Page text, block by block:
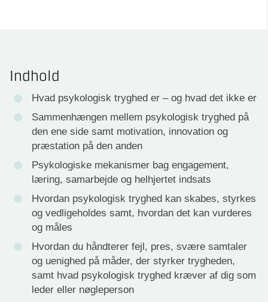
Indhold
Hvad psykologisk tryghed er – og hvad det ikke er
Sammenhængen mellem psykologisk tryghed på
den ene side samt motivation, innovation og
præstation på den anden
Psykologiske mekanismer bag engagement,
læring, samarbejde og helhjertet indsats
Hvordan psykologisk tryghed kan skabes, styrkes
og vedligeholdes samt, hvordan det kan vurderes
og måles
Hvordan du håndterer fejl, pres, svære samtaler
og uenighed på måder, der styrker trygheden,
samt hvad psykologisk tryghed kræver af dig som
leder eller nøgleperson